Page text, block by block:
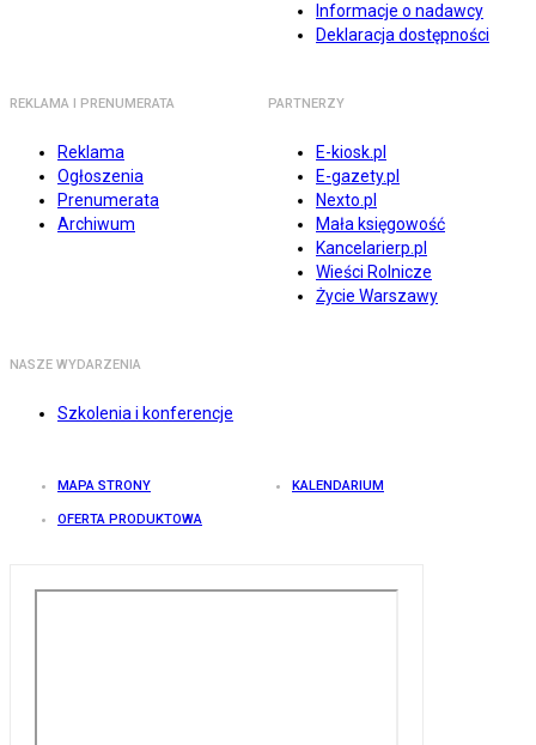
Informacje o nadawcy
Deklaracja dostępności
REKLAMA I PRENUMERATA
Reklama
Ogłoszenia
Prenumerata
Archiwum
PARTNERZY
E-kiosk.pl
E-gazety.pl
Nexto.pl
Mała księgowość
Kancelarierp.pl
Wieści Rolnicze
Życie Warszawy
NASZE WYDARZENIA
Szkolenia i konferencje
MAPA STRONY KALENDARIUM
OFERTA PRODUKTOWA